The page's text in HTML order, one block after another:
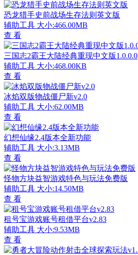
恐龙猎手史前战场生存法则英文版
辅助工具 大小:466.00MB
查 看
三国志2霸王大陆经典重现中文版1.0.0.0
辅助工具 大小:468.00KB
查 看
冰焰双版物战僵尸新v2.0
辅助工具 大小:62.00MB
查 看
幻想仙缘2.4版本全新功能
辅助工具 大小:3.13MB
查 看
怪物方块益智游戏特色与玩法免费版
辅助工具 大小:14.50MB
查 看
租号宝游戏账号租借平台v2.83
辅助工具 大小:9.53MB
查 看